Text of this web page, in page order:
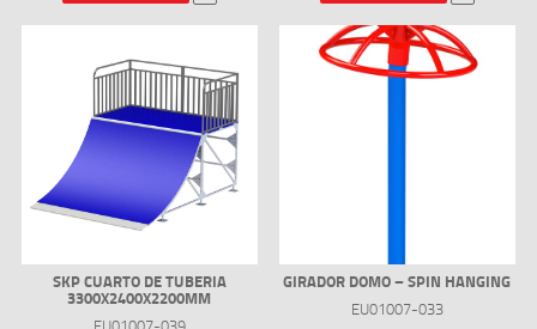
SKP CUARTO DE TUBERIA
3300X2400X2200MM
GIRADOR DOMO – SPIN HANGING
EU01007-033